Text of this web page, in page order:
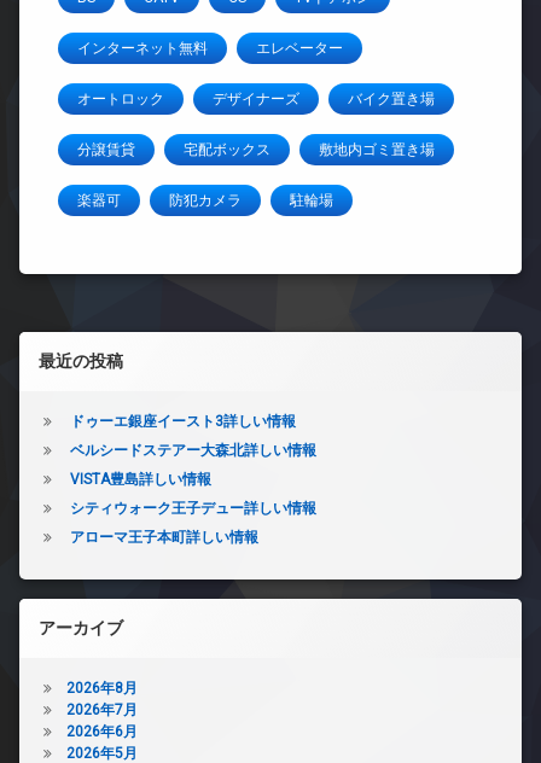
インターネット無料 エレベーター
オートロック デザイナーズ バイク置き場
分譲賃貸 宅配ボックス 敷地内ゴミ置き場
楽器可 防犯カメラ 駐輪場
左サイドバー
最近の投稿
ドゥーエ銀座イースト3詳しい情報
ベルシードステアー大森北詳しい情報
VISTA豊島詳しい情報
シティウォーク王子デュー詳しい情報
アローマ王子本町詳しい情報
アーカイブ
2026年8月
2026年7月
2026年6月
2026年5月